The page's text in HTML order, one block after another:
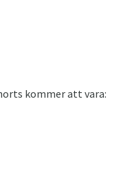
kommer att vara: